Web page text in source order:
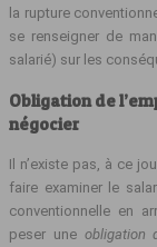
la rupture
se renseigner de
salarié) sur les
Obligation de
négocier
Il n’existe pas, à ce
faire examiner le
conventionnelle en
peser une obligation